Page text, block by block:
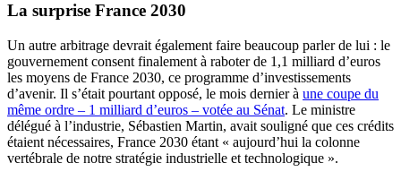
La surprise France 2030
Un autre arbitrage devrait également faire beaucoup parler de lui : le
gouvernement consent finalement à raboter de 1,1 milliard d’euros
les moyens de France 2030, ce programme d’investissements
d’avenir. Il s’était pourtant opposé, le mois dernier à une coupe du
même ordre – 1 milliard d’euros – votée au Sénat. Le ministre
délégué à l’industrie, Sébastien Martin, avait souligné que ces crédits
étaient nécessaires, France 2030 étant « aujourd’hui la colonne
vertébrale de notre stratégie industrielle et technologique ».